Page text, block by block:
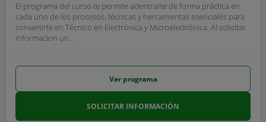
El programa del curso te permite adentrarte de forma práctica en
cada uno de los procesos, técnicas y herramientas esenciales para
convertirte en Técnico en Electrónica y Microelectrónica. Al solicitar
informacion un...
Ver programa
SOLICITAR INFORMACIÓN